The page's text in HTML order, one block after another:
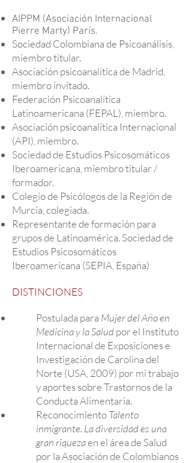
AIPPM (Asociación Internacional
Pierre Marty) París.​
Sociedad Colombiana de Psicoanálisis,
miembro titular.
Asociación psicoanalítica de Madrid,
miembro invitado.
Federación Psicoanalítica
Latinoamericana (FEPAL), miembro.
Asociación psicoanalítica Internacional
(API), miembro.
Sociedad de Estudios Psicosomáticos
Iberoamericana, miembro titular /
formador.
Colegio de Psicólogos de la Región de
Murcia, colegiada.
Representante de formación para
grupos de Latinoamérica. Sociedad de
Estudios Psicosomáticos
Iberoamericana (SEPIA, España)
DISTINCIONES
Postulada para Mujer del Año en
Medicina y la Saludpor el Instituto
Internacional de Exposiciones e
Investigación de Carolina del
Norte (USA, 2009) por mi trabajo
y aportes sobre Trastornos de la
Conducta Alimentaria.
ReconocimientoTalento
inmigrante. La diversidad es una
gran riquezaen el área de Salud
por la Asociación de Colombianos